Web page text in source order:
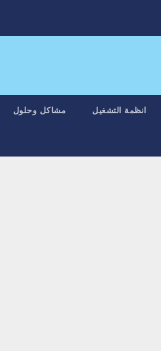
انظمة التشغيل مشاكل وحلول